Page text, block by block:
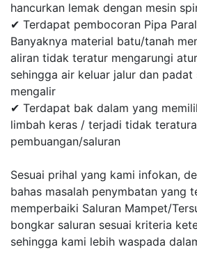
hancurkan lemak dengan mesin
✔ Terdapat pembocoran Pipa
Banyaknya material batu/tanah
aliran tidak teratur mengarungi
sehingga air keluar jalur dan padat
mengalir
✔ Terdapat bak dalam yang
limbah keras / terjadi tidak
pembuangan/saluran
Sesuai prihal yang kami infokan,
bahas masalah penymbatan yang
memperbaiki Saluran Mampet/
bongkar saluran sesuai kriteria
sehingga kami lebih waspada